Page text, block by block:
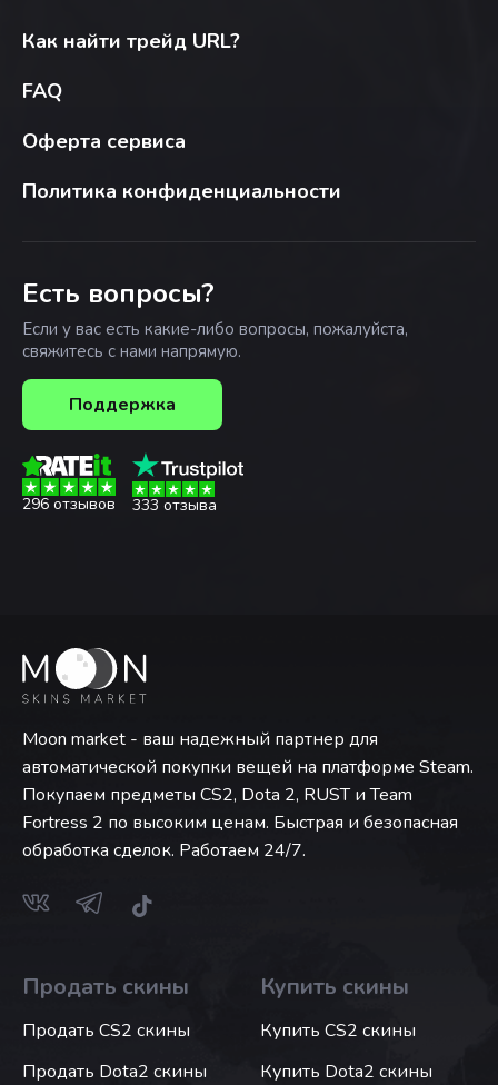
Как найти трейд URL?
FAQ
Оферта сервиса
Политика конфиденциальности
Есть вопросы?
Если у вас есть какие-либо вопросы, пожалуйста,
свяжитесь с нами напрямую.
Поддержка
296 отзывов 333 отзыва
Moon market - ваш надежный партнер для
автоматической покупки вещей на платформе Steam.
Покупаем предметы CS2, Dota 2, RUST и Team
Fortress 2 по высоким ценам. Быстрая и безопасная
обработка сделок. Работаем 24/7.
Продать скины
Продать CS2 скины
Продать Dota2 скины
Купить скины
Купить CS2 скины
Купить Dota2 скины